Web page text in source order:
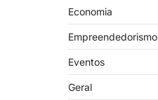
Economia
Empreendedorismo
Eventos
Geral